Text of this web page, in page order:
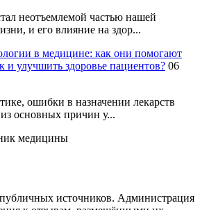
неотъемлемой частью нашей
и его влияние на здор...
в медицине: как они помогают
и улучшить здоровье пациентов? 06
ошибки в назначении лекарств
основных причин у...
медицины
источников. Администрация